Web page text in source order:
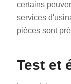
certains
services
pièces sont
Test et